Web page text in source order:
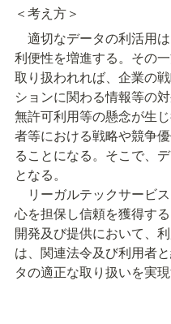
＜考え方＞
適切なデータの利活用
利便性を増進する。その
取り扱われれば、企業の
ションに関わる情報等の
無許可利用等の懸念が生
者等における戦略や競争
ることになる。そこで、
となる。
リーガルテックサービ
心を担保し信頼を獲得す
開発及び提供において、
は、関連法令及び利用者
タの適正な取り扱いを実